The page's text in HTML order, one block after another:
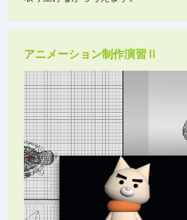
アニメーション制作演習Ⅱ